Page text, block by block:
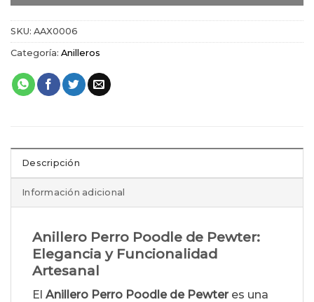
SKU: AAX0006
Categoría: Anilleros
Descripción
Información adicional
Anillero Perro Poodle de Pewter:
Elegancia y Funcionalidad
Artesanal
El Anillero Perro Poodle de Pewteres una